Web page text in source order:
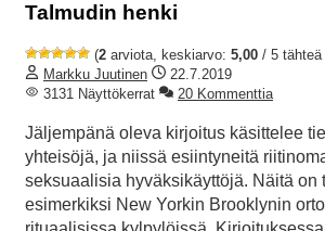
Talmudin henki
(2 arviota, keskiarvo: 5,00 / 5 tähteä
Markku Juutinen
22.7.2019
3131 Näyttökerrat
20 Kommenttia
Jäljempänä oleva kirjoitus käsittelee
yhteisöjä, ja niissä esiintyneitä
seksuaalisia hyväksikäyttöjä. Näitä on
esimerkiksi New Yorkin Brooklynin